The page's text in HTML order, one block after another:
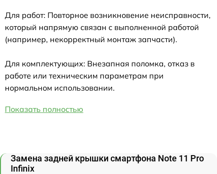
Для работ: Повторное возникновение неисправности,
который напрямую связан с выполненной работой
(например, некорректный монтаж запчасти).
Для комплектующих: Внезапная поломка, отказ в
работе или техническим параметрам при
нормальном использовании.
Показать полностью
Замена задней крышки смартфона Note 11 Pro
Infinix